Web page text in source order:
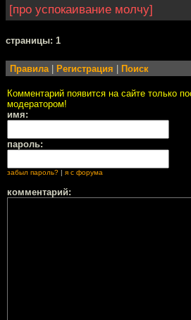
[про успокаивание молчу]
cтраницы: 1
Правила Регистрация Поиск
Комментарий появится на сайте только
модератором!
имя:
пароль:
забыл пароль? | я с форума
комментарий: